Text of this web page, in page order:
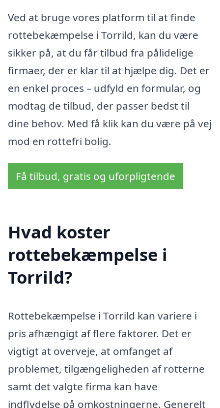
Ved at bruge vores platform til at finde
rottebekæmpelse i Torrild, kan du være
sikker på, at du får tilbud fra pålidelige
firmaer, der er klar til at hjælpe dig. Det er
en enkel proces – udfyld en formular, og
modtag de tilbud, der passer bedst til
dine behov. Med få klik kan du være på vej
mod en rottefri bolig.
Få tilbud, gratis og uforpligtende
Hvad koster
rottebekæmpelse i
Torrild?
Rottebekæmpelse i Torrild kan variere i
pris afhængigt af flere faktorer. Det er
vigtigt at overveje, at omfanget af
problemet, tilgængeligheden af rotterne
samt det valgte firma kan have
indflydelse på omkostningerne. Generelt